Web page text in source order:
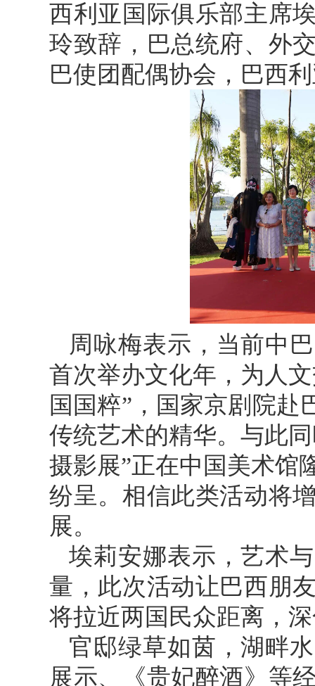
西利亚国际俱乐部主席
玲致辞，巴总统府、外
巴使团配偶协会，巴西
周咏梅表示，当前中
首次举办文化年，为人
国国粹”，国家京剧院赴
传统艺术的精华。与此
摄影展”正在中国美术馆
纷呈。相信此类活动将
展。
埃莉安娜表示，艺术
量，此次活动让巴西朋
将拉近两国民众距离，
官邸绿草如茵，湖畔
展示、《贵妃醉酒》等